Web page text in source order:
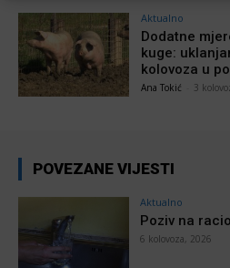
Aktualno
Dodatne
kuge:
kolovoza u
Ana Tokić 3
POVEZANE VIJESTI
Aktualno
Poziv na
6 kolovoza, 2026